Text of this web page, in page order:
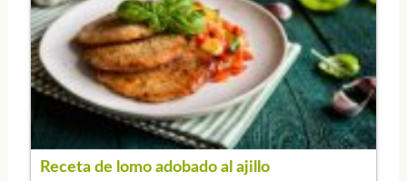
Receta de lomo adobado al ajillo